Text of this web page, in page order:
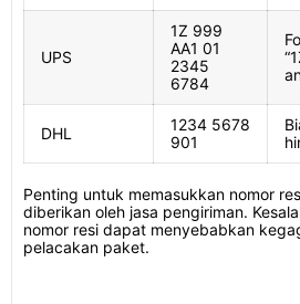
UPS
1Z 999
AA1 01
2345
6784
DHL
1234 5678
901
Penting untuk memasukkan nomor
diberikan oleh jasa pengiriman.
nomor resi dapat menyebabkan
pelacakan paket.